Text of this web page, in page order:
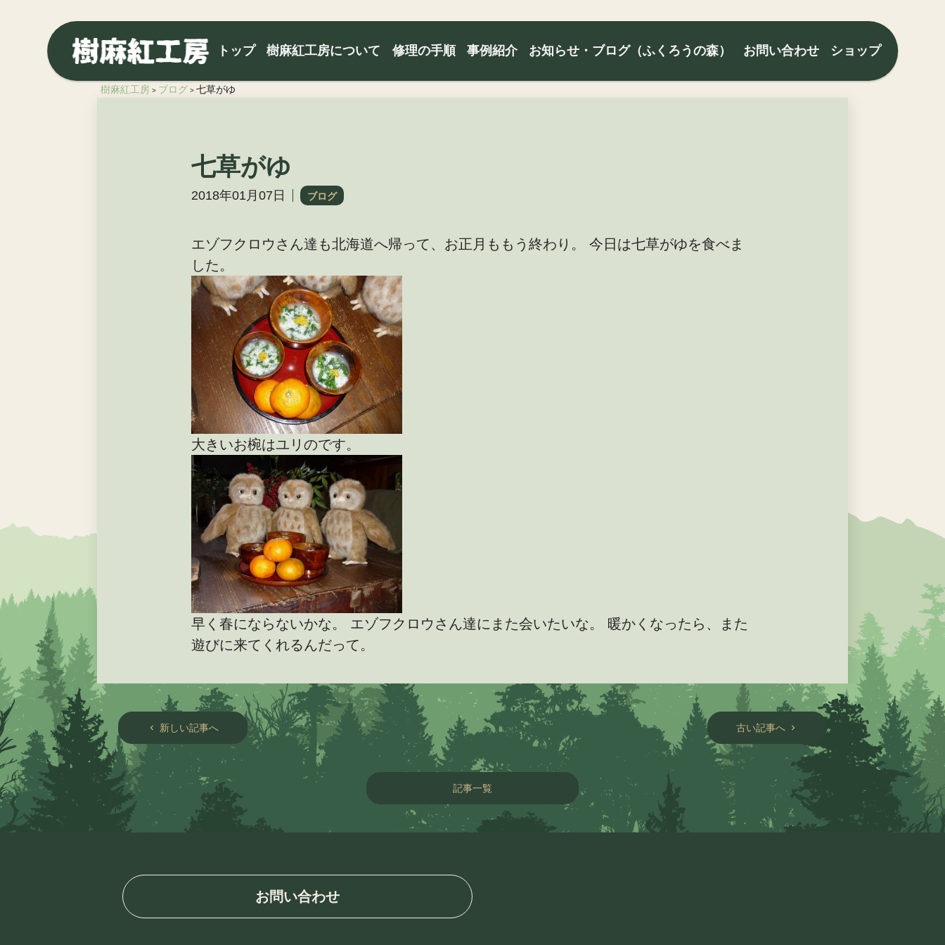
トップ 樹麻紅工房について 修理の手順 事例紹介 お知らせ・ブログ（ふくろうの森） お問い合わせ ショップ
樹麻紅工房 > ブログ > 七草がゆ
七草がゆ
2018年01月07日 ブログ
エゾフクロウさん達も北海道へ帰って、お正月ももう終わり。 今日は七草がゆを食べま
した。
大きいお椀はユリのです。
早く春にならないかな。 エゾフクロウさん達にまた会いたいな。 暖かくなったら、また
遊びに来てくれるんだって。
chevron_left 新しい記事へ 古い記事へ chevron_right
記事一覧
お問い合わせ